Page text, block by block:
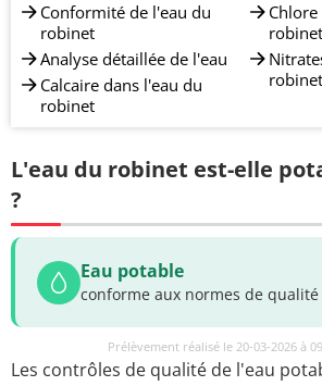
Conformité de l'eau du
robinet
Analyse détaillée de l'eau
Calcaire dans l'eau du
robinet
robinet
robinet
L'eau du robinet est-elle
?
Eau potable
conforme aux normes de
Prélèvement réalisé le 20-03-2026 à
Les contrôles de qualité de l'eau